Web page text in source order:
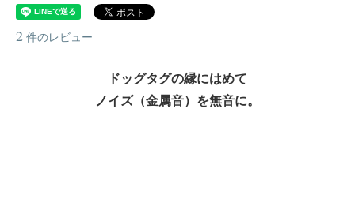
2 件のレビュー
ドッグタグの縁にはめて
ノイズ（金属音）を無音に。